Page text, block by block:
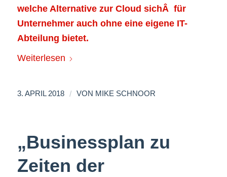
welche Alternative zur Cloud sichÂ für
Unternehmer auch ohne eine eigene IT-
Abteilung bietet.
Weiterlesen
3. APRIL 2018 / VON MIKE SCHNOOR
„Businessplan zu
Zeiten der